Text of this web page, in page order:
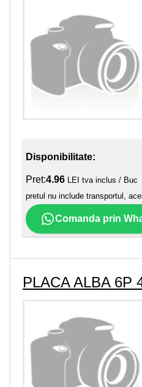
Disponibilitate:
Pret:4.96 LEI tva inclus / Buc
pretul nu include transportul,
Comanda prin
PLACA ALBA 6P